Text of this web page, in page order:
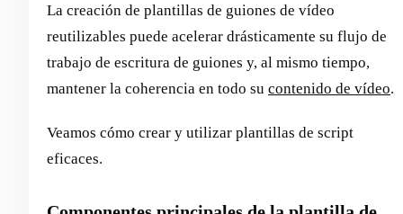
La creación de plantillas de guiones de vídeo
reutilizables puede acelerar drásticamente su flujo de
trabajo de escritura de guiones y, al mismo tiempo,
mantener la coherencia en todo su contenido de vídeo.
Veamos cómo crear y utilizar plantillas de script
eficaces.